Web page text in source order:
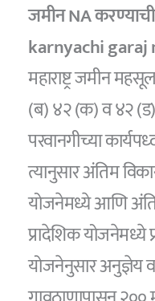
जमीन NA
karnyachi garaj
महाराष्ट्र जमीन
(ब) ४२ (क) व ४२
परवानगीच्या
त्यानुसार अंतिम
योजनेमध्ये आणि
प्रादेशिक योजनेमध्ये
योजनेनुसार अनुज्ञेय